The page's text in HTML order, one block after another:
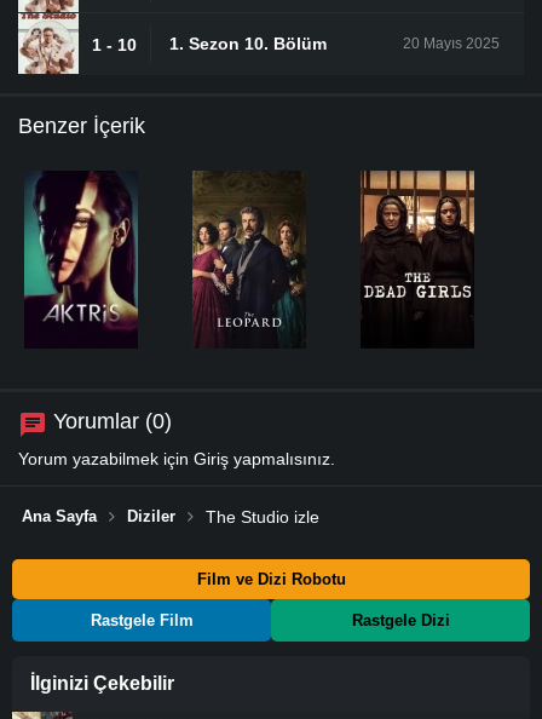
1 - 10 1. Sezon 10. Bölüm 20 Mayıs 2025
Benzer İçerik
Yorumlar (0)
Yorum yazabilmek için Giriş yapmalısınız.
Ana Sayfa Diziler The Studio izle
Film ve Dizi Robotu
Rastgele Film Rastgele Dizi
İlginizi Çekebilir